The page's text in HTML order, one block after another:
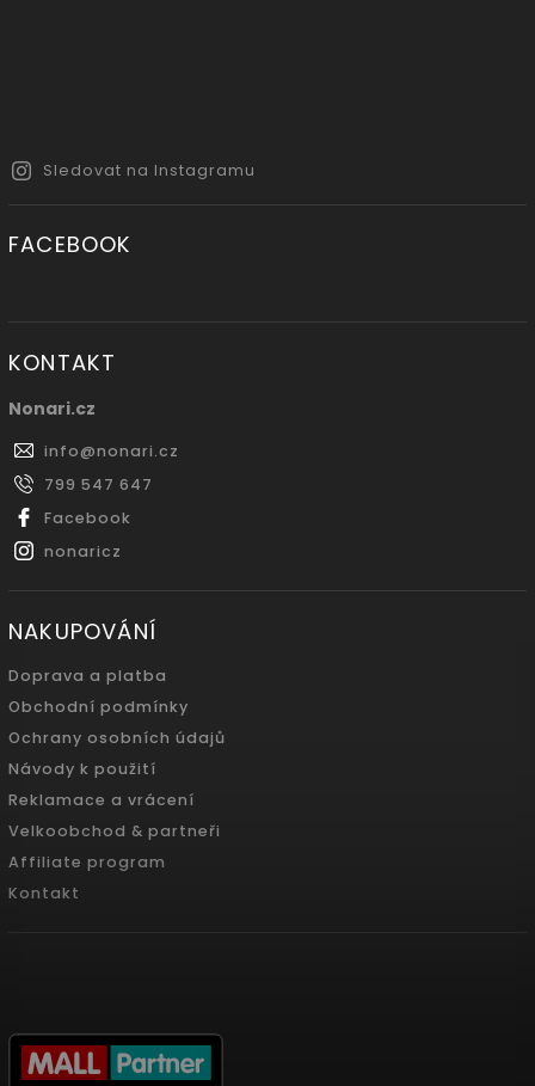
Sledovat na Instagramu
FACEBOOK
KONTAKT
Nonari.cz
info@nonari.cz
799 547 647
Facebook
nonaricz
NAKUPOVÁNÍ
Doprava a platba
Obchodní podmínky
Ochrany osobních údajů
Návody k použití
Reklamace a vrácení
Velkoobchod & partneři
Affiliate program
Kontakt